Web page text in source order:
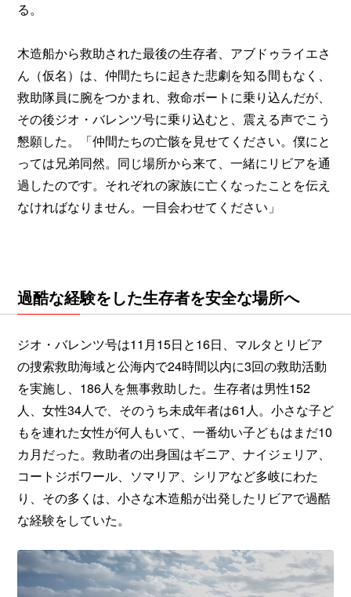
る。
木造船から救助された最後の生存者、アブドゥライエさ
ん（仮名）は、仲間たちに起きた悲劇を知る間もなく、
救助隊員に腕をつかまれ、救命ボートに乗り込んだが、
その後ジオ・バレンツ号に乗り込むと、震える声でこう
懇願した。「仲間たちの亡骸を見せてください。僕にと
っては兄弟同然。同じ場所から来て、一緒にリビアを通
過したのです。それぞれの家族に亡くなったことを伝え
なければなりません。一目会わせてください」
過酷な経験をした生存者を安全な場所へ
ジオ・バレンツ号は11月15日と16日、マルタとリビア
の捜索救助海域と公海内で24時間以内に3回の救助活動
を実施し、186人を無事救助した。生存者は男性152
人、女性34人で、そのうち未成年者は61人。小さな子ど
もを連れた女性が何人もいて、一番幼い子どもはまだ10
カ月だった。救助者の出身国はギニア、ナイジェリア、
コートジボワール、ソマリア、シリアなど多岐にわた
り、その多くは、小さな木造船が出発したリビアで過酷
な経験をしていた。